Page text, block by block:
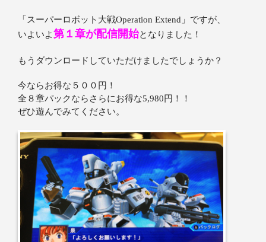
「スーパーロボット大戦Operation Extend」ですが、
いよいよ第１章が配信開始となりました！
もうダウンロードしていただけましたでしょうか？
今ならお得な５００円！
全８章パックならさらにお得な5,980円！！
ぜひ遊んでみてください。